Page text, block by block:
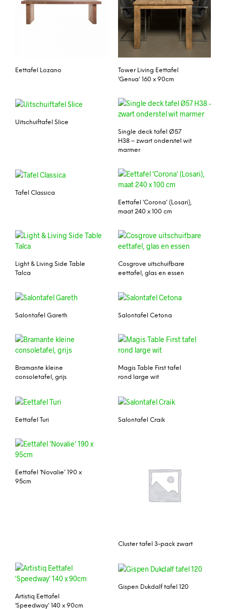
Eettafel Lozano
Tower Living Eettafel
‘Genua’ 160 x 90cm
Uitschuiftafel Slice
Single deck tafel Ø57
H38 – zwart onderstel wit
marmer
Tafel Classica
Eettafel ‘Corona’ (Losari),
maat 240 x 100 cm
Light & Living Side Table
Talca
Cosgrove uitschuifbare
eettafel, glas en essen
Salontafel Gareth Salontafel Cetona
Bramante kleine
consoletafel, grijs
Magis Table First tafel
rond large wit
Eettafel Turi Salontafel Craik
Eettafel ‘Novalie’ 190 x
95cm
Cluster tafel 3-pack zwart
Artistiq Eettafel
‘Speedway’ 140 x 90cm
Gispen Dukdalf tafel 120